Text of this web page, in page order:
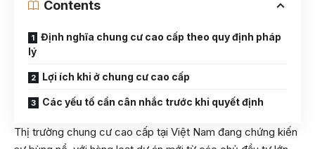
Contents
Định nghĩa chung cư cao cấp theo quy định pháp
lý
Lợi ích khi ở chung cư cao cấp
Các yếu tố cần cân nhắc trước khi quyết định
Thị trường chung cư cao cấp tại Việt Nam đang chứng kiến